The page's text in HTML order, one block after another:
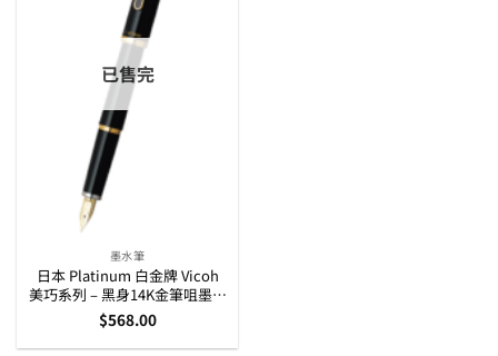
已售完
墨水筆
日本 Platinum 白金牌 Vicoh
美巧系列 – 黑身14K金筆咀墨水
筆
$568.00